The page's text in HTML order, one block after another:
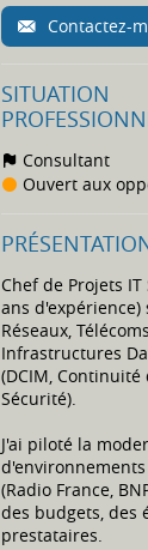
Contactez-
SITUATION
Consultant
Ouvert aux
Chef de Projets IT
ans d'expérience)
Réseaux,
Infrastructures
(DCIM, Continuité
Sécurité).
J'ai piloté la
(Radio France,
des budgets, des
prestataires.